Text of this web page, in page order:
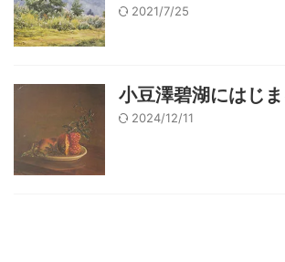
2021/7/25
小豆澤碧湖にはじ
2024/12/11